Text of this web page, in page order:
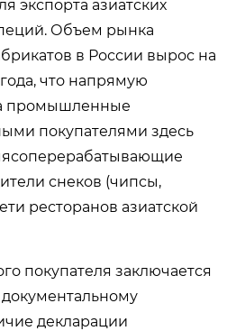
экспорта азиатских
Объем рынка
в России вырос на
что напрямую
промышленные
покупателями здесь
снеков (чипсы,
ресторанов азиатской
покупателя заключается
документальному
декларации